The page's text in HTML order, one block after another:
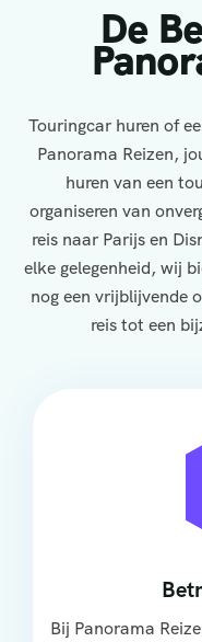
De
Touringcar huren of
Panorama Reizen,
huren van een
organiseren van
reis naar Parijs en
elke gelegenheid, wij
nog een vrijblijvende
reis tot een
Bij Panorama